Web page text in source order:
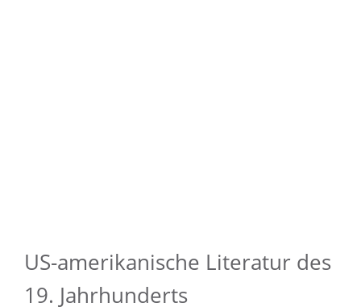
US-amerikanische Literatur des
19. Jahrhunderts